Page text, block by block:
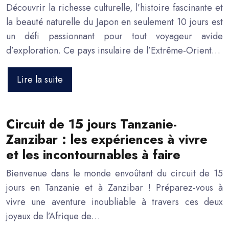
Découvrir la richesse culturelle, l’histoire fascinante et
la beauté naturelle du Japon en seulement 10 jours est
un défi passionnant pour tout voyageur avide
d’exploration. Ce pays insulaire de l’Extrême-Orient…
Lire la suite
Circuit de 15 jours Tanzanie-
Zanzibar : les expériences à vivre
et les incontournables à faire
Bienvenue dans le monde envoûtant du circuit de 15
jours en Tanzanie et à Zanzibar ! Préparez-vous à
vivre une aventure inoubliable à travers ces deux
joyaux de l’Afrique de…